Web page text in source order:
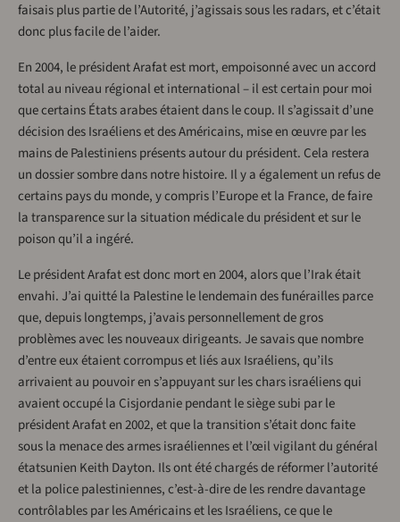
faisais plus partie de l’Autorité, j’agissais sous les radars, et c’était
donc plus facile de l’aider.
En 2004, le président Arafat est mort, empoisonné avec un accord
total au niveau régional et international – il est certain pour moi
que certains États arabes étaient dans le coup. Il s’agissait d’une
décision des Israéliens et des Américains, mise en œuvre par les
mains de Palestiniens présents autour du président. Cela restera
un dossier sombre dans notre histoire. Il y a également un refus de
certains pays du monde, y compris l’Europe et la France, de faire
la transparence sur la situation médicale du président et sur le
poison qu’il a ingéré.
Le président Arafat est donc mort en 2004, alors que l’Irak était
envahi. J’ai quitté la Palestine le lendemain des funérailles parce
que, depuis longtemps, j’avais personnellement de gros
problèmes avec les nouveaux dirigeants. Je savais que nombre
d’entre eux étaient corrompus et liés aux Israéliens, qu’ils
arrivaient au pouvoir en s’appuyant sur les chars israéliens qui
avaient occupé la Cisjordanie pendant le siège subi par le
président Arafat en 2002, et que la transition s’était donc faite
sous la menace des armes israéliennes et l’œil vigilant du général
étatsunien Keith Dayton. Ils ont été chargés de réformer l’autorité
et la police palestiniennes, c’est-à-dire de les rendre davantage
contrôlables par les Américains et les Israéliens, ce que le